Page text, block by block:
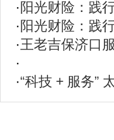
·阳光财险：践
·阳光财险：践
·王老吉保济口
·
·“科技 + 服务”